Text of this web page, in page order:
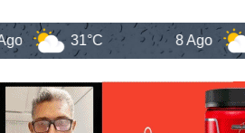
31°C 8 Ago 29°C